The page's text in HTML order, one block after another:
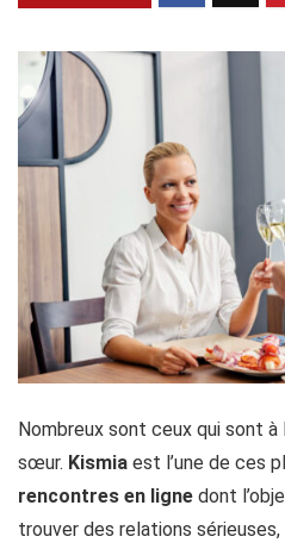
Nombreux sont ceux qui sont
sœur. Kismia est l’une de ces
rencontres en ligne dont
trouver des relations